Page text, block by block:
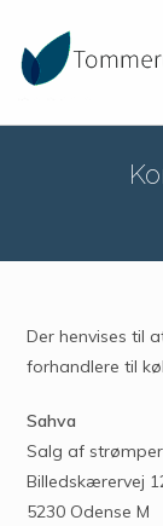
Der henvises til
forhandlere til
Sahva
Salg af
Billedskærervej
5230 Odense M